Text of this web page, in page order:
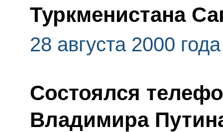
Туркменистана
28 августа 2000 года
Состоялся
Владимира